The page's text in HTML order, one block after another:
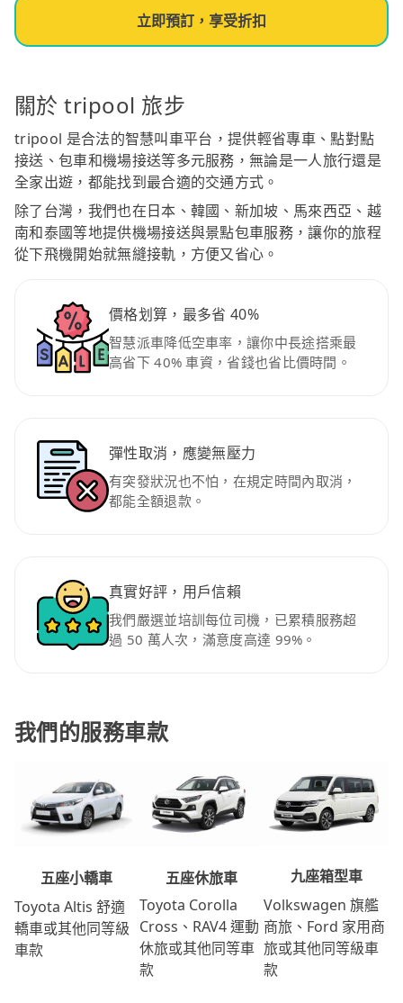
立即預訂，享受折扣
關於 tripool 旅步
tripool 是合法的智慧叫車平台，提供輕省專車、點對點
接送、包車和機場接送等多元服務，無論是一人旅行還是
全家出遊，都能找到最合適的交通方式。
除了台灣，我們也在日本、韓國、新加坡、馬來西亞、越
南和泰國等地提供機場接送與景點包車服務，讓你的旅程
從下飛機開始就無縫接軌，方便又省心。
價格划算，最多省 40%
智慧派車降低空車率，讓你中長途搭乘最
高省下 40% 車資，省錢也省比價時間。
彈性取消，應變無壓力
有突發狀況也不怕，在規定時間內取消，
都能全額退款。
真實好評，用戶信賴
我們嚴選並培訓每位司機，已累積服務超
過 50 萬人次，滿意度高達 99%。
我們的服務車款
五座小轎車
Toyota Altis 舒適
轎車或其他同等級
車款
五座休旅車
Toyota Corolla
Cross、RAV4 運動
休旅或其他同等車
款
九座箱型車
Volkswagen 旗艦
商旅、Ford 家用商
旅或其他同等級車
款